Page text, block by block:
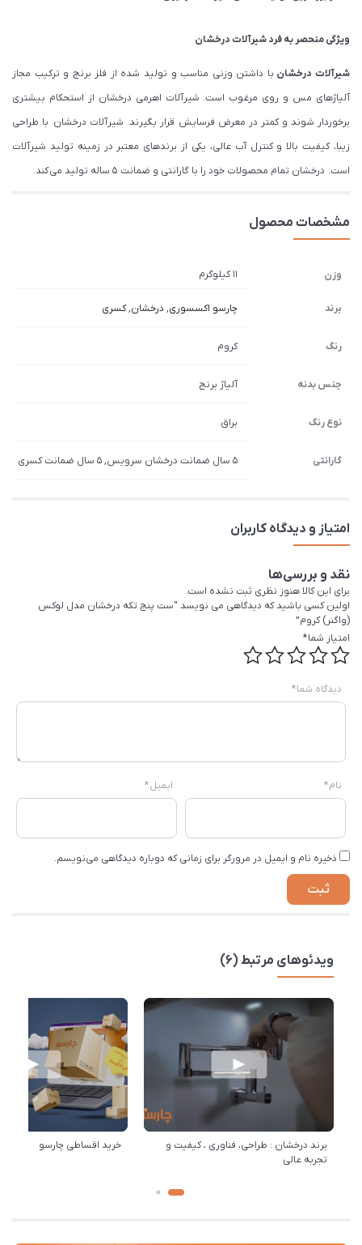
ویژگی منحصر به فرد شیرآلات درخشان
شیرآلات درخشان با داشتن وزنی مناسب و تولید شده از فلز برنج و ترکیب مجاز
آلیاژهای مس و روی مرغوب است. شیرآلات اهرمی درخشان از استحکام بیشتری
برخوردار شوند و کمتر در معرض فرسایش قرار بگیرند. شیرآلات درخشان با طراحی
زیبا، کیفیت بالا و کنترل آب عالی، یکی از برندهای معتبر در زمینه تولید شیرآلات
است. درخشان تمام محصولات خود را با گارانتی و ضمانت 5 ساله تولید می کند.
مشخصات محصول
وزن 11 کیلوگرم
برند چارسو اکسسوری, درخشان,کسری
رنگ کروم
جنس بدنه آلیاژ برنج
نوع رنگ براق
گارانتی 5 سال ضمانت درخشان سرویس, 5 سال ضمانت کسری
امتیاز و دیدگاه کاربران
نقد و بررسی‌ها
برای این کالا هنوز نظری ثبت نشده است.
اولین کسی باشید که دیدگاهی می نویسد “ست پنج تکه درخشان مدل لوکس
(واگنر) کروم”
امتیاز شما*
دیدگاه شما*
نام* ایمیل*
ذخیره نام و ایمیل در مرورگر برای زمانی که دوباره دیدگاهی می‌نویسم.
ویدئوهای مرتبط (6)
برند درخشان : طراحی، فناوری ، کیفیت و
تجربه عالی
خرید اقساطی چارسو